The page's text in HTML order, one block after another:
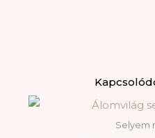
Selyem